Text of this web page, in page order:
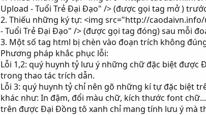
Upload - Tuổi Trẻ Đại Đạo" /> (được gọi tag mở )
2. Thiếu những ký tự: <img src="http://
- Tuổi Trẻ Đại Đạo" /> (được gọi tag đóng) sau mỗi
3. Một số tag html bị chèn vào đoạn trích không
Phương pháp khắc phục lỗi:
Lỗi 1,2: quý huynh tỷ lưu ý những chữ đặc biệt
trong thao tác trích dẫn.
Lỗi 3: quý huynh tỷ chỉ nên gõ những kí tự đặc biệt
khác như: In đậm, đổi màu chữ, kích thước font
trên được Đại Đồng tô xanh chỉ mang tính lưu ý mà